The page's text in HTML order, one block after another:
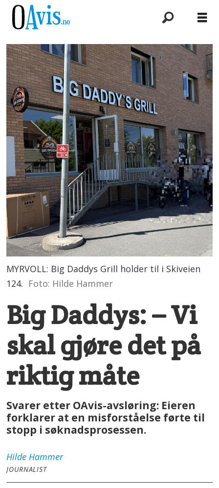
MYRVOLL: Big Daddys Grill holder til i Skiveien
124. Foto: Hilde Hammer
Big Daddys: – Vi
skal gjøre det på
riktig måte
Svarer etter OAvis-avsløring: Eieren
forklarer at en misforståelse førte til
stopp i søknadsprosessen.
Hilde Hammer
JOURNALIST